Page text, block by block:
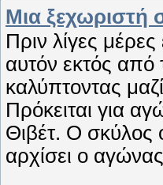
Μια ξεχωριστή
Πριν λίγες
αυτόν εκτός από
καλύπτοντας
Πρόκειται για
Θιβέτ. Ο σκύλος
αρχίσει ο